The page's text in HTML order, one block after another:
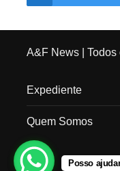
A&F News| Todos
Expediente
Quem Somos
Posso